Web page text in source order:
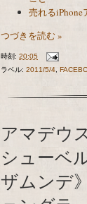
売れるiPhone
つづきを読む »
時刻: 20:05
ラベル: 2011/5/4
アマデウ
シューベ
ザムンデ